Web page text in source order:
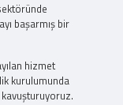
başarmış bir
hizmet
kurulumunda